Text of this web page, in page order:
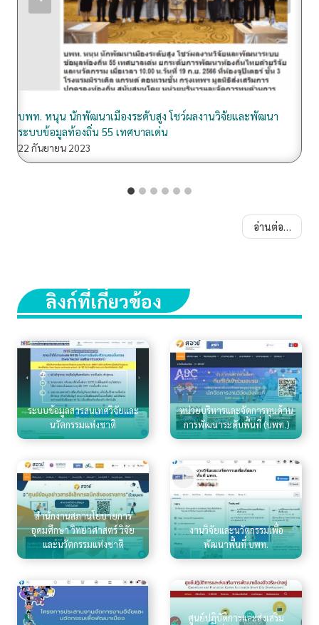
บพท.หนุนท้องถิ่นพัฒนาพื้นที่ด้วยงานวิจัยและนวัตกรรม
22 กันยายน 2023
อ่านต่อ…
ลิงก์ที่เกี่ยวข้อง
ระบบข้อมูลสารสนเทศวิจัยและ
นวัตกรรมแห่งชาติ
หน่วยบริหารและจัดการทุนด้าน
การพัฒนาระดับพื้นที่ (บพท.)
สำนักงานสภานโยบายการ
อุดมศึกษา วิทยาศาสตร์ วิจัย
และนวัตกรรมแห่งชาติ
งานวิจัยและนวัตกรรมเพื่อ
พัฒนาพื้นที่ บพท.
ศูนย์ปฏิบัติการและส่งเสริม